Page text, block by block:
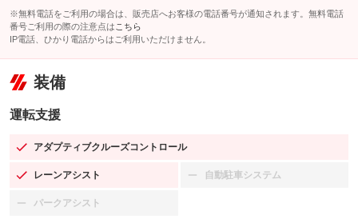
※無料電話をご利用の場合は、販売店へお客様の電話番号が通知されます。無料電話
番号ご利用の際の注意点は こちら
IP電話、ひかり電話からはご利用いただけません。
装備
運転支援
アダプティブクルーズコントロール
：装備あり
レーンアシスト
：装備あり 自動駐車システム
：装備なし
パークアシスト
：装備なし